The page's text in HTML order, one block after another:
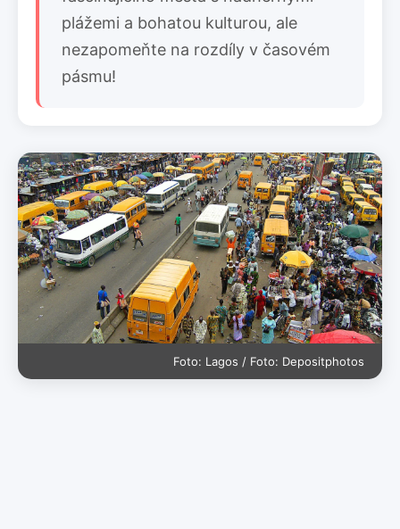
plážemi a bohatou kulturou, ale
nezapomeňte na rozdíly v časovém
pásmu!
Foto: Lagos / Foto: Depositphotos